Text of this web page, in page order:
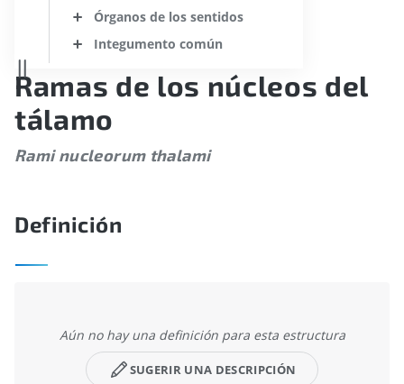
Órganos de los sentidos
Integumento común
Ramas de los núcleos del
tálamo
Rami nucleorum thalami
Definición
Aún no hay una definición para esta estructura
SUGERIR UNA DESCRIPCIÓN